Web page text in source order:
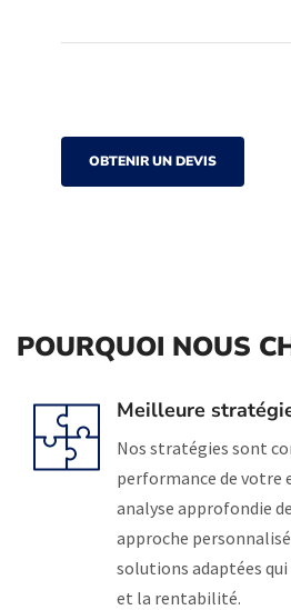
OBTENIR UN DEVIS
POURQUOI NOUS
Meilleure
Nos stratégies sont
performance de votre
analyse approfondie
approche
solutions adaptées
et la rentabilité.